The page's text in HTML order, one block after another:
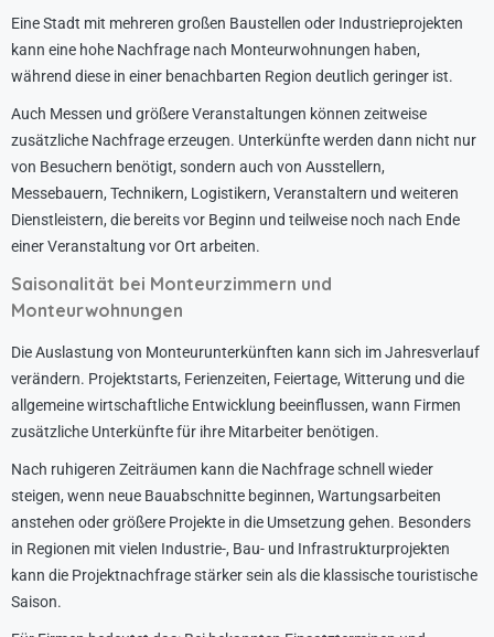
Eine Stadt mit mehreren großen Baustellen oder Industrieprojekten
kann eine hohe Nachfrage nach Monteurwohnungen haben,
während diese in einer benachbarten Region deutlich geringer ist.
Auch Messen und größere Veranstaltungen können zeitweise
zusätzliche Nachfrage erzeugen. Unterkünfte werden dann nicht nur
von Besuchern benötigt, sondern auch von Ausstellern,
Messebauern, Technikern, Logistikern, Veranstaltern und weiteren
Dienstleistern, die bereits vor Beginn und teilweise noch nach Ende
einer Veranstaltung vor Ort arbeiten.
Saisonalität bei Monteurzimmern und
Monteurwohnungen
Die Auslastung von Monteurunterkünften kann sich im Jahresverlauf
verändern. Projektstarts, Ferienzeiten, Feiertage, Witterung und die
allgemeine wirtschaftliche Entwicklung beeinflussen, wann Firmen
zusätzliche Unterkünfte für ihre Mitarbeiter benötigen.
Nach ruhigeren Zeiträumen kann die Nachfrage schnell wieder
steigen, wenn neue Bauabschnitte beginnen, Wartungsarbeiten
anstehen oder größere Projekte in die Umsetzung gehen. Besonders
in Regionen mit vielen Industrie-, Bau- und Infrastrukturprojekten
kann die Projektnachfrage stärker sein als die klassische touristische
Saison.